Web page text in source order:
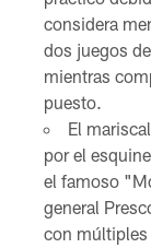
considera
dos juegos
mientras
puesto.
El
por el
el famoso
general
con múltiples